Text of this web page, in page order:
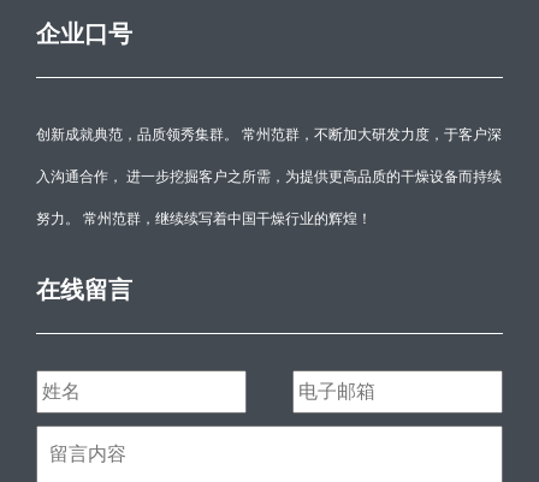
企业口号
创新成就典范，品质领秀集群。 常州范群，不断加大研发力度，于客户深
入沟通合作， 进一步挖掘客户之所需，为提供更高品质的干燥设备而持续
努力。 常州范群，继续续写着中国干燥行业的辉煌！
在线留言